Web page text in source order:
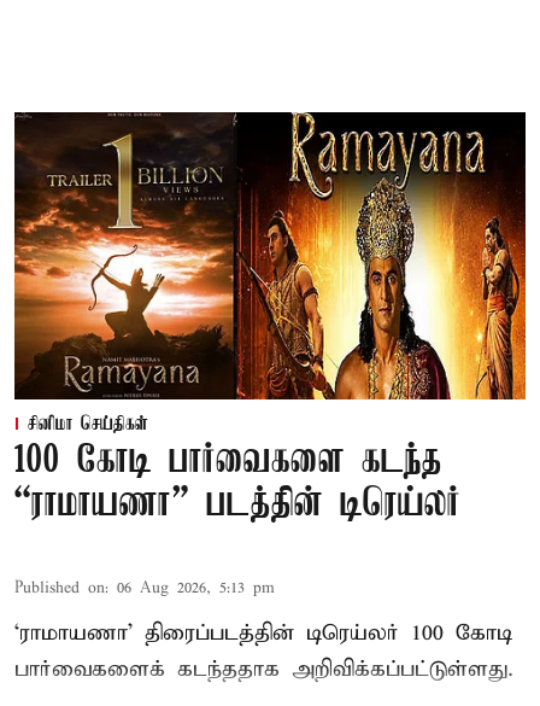
சினிமா செய்திகள்
100 கோடி பார்வைகளை கடந்த
“ராமாயணா” படத்தின் டிரெய்லர்
Published on: 06 Aug 2026, 5:13 pm
‘ராமாயணா’ திரைப்படத்தின் டிரெய்லர் 100 கோடி
பார்வைகளைக் கடந்ததாக அறிவிக்கப்பட்டுள்ளது.